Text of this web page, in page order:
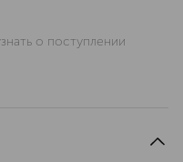
о поступлении